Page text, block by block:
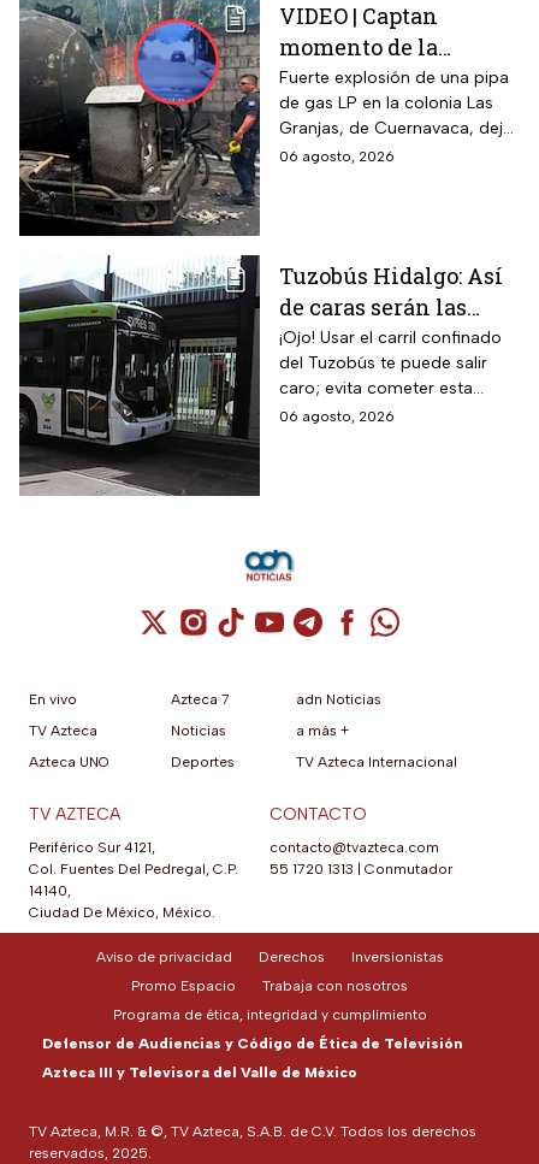
VIDEO | Captan
momento de la
explosión de pipa de
gas en Cuernavaca:
¡Imágenes sensibles!
Fuerte explosión de una pipa
de gas LP en la colonia Las
Granjas, de Cuernavaca, dejó
21 heridos y causó pánico
06 agosto, 2026
Tuzobús Hidalgo: Así
de caras serán las
MULTAS por invadir
el carril confinado a
partir de esta fecha
¡Ojo! Usar el carril confinado
del Tuzobús te puede salir
caro; evita cometer esta
infracción a partir de agosto.
06 agosto, 2026
Cuenta de X / Twitter (se abre en una
Cuenta de Instagram (se abre en una
Cuenta de TikTok (se abre en
Cuenta de YouTube (se abre
Cuenta de Telegram (se
Cuenta de
Cuenta de
En vivo
TV Azteca
Azteca UNO
Azteca 7
Noticias
Deportes
adn Noticias
a más +
TV Azteca Internacional
TV AZTECA
Periférico Sur 4121,
Col. Fuentes Del Pedregal, C.P.
14140,
Ciudad De México, México.
CONTACTO
contacto@tvazteca.com
55 1720 1313
Conmutador
TV Azteca, M.R. & ©, TV Azteca, S.A.B. de C.V. Todos los derechos
reservados, 2025.
Aviso de privacidad Derechos
Inversionistas
Promo Espacio
Trabaja con nosotros
Programa de ética, integridad y cumplimiento
Defensor de Audiencias y Código de Ética de Televisión
Azteca III y Televisora del Valle de México